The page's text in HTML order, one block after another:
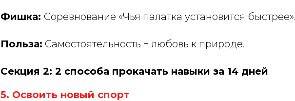
Фишка: Соревнование «Чья палатка установится быстрее».
Польза: Самостоятельность + любовь к природе.
Секция 2: 2 способа прокачать навыки за 14 дней
5. Освоить новый спорт